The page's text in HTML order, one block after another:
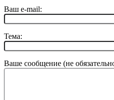
Ваш e-mail:
Тема:
Ваше сообщение (не